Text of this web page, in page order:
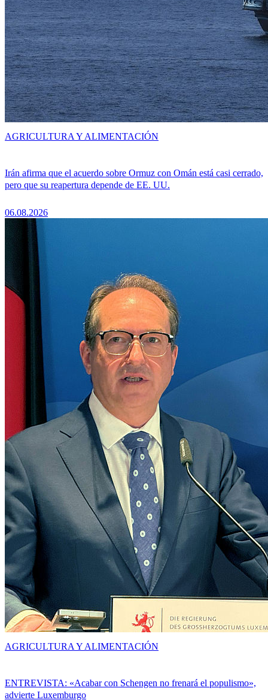
Irán afirma que el acuerdo sobre Ormuz con Omán está casi cerrado,
pero que su reapertura depende de EE. UU.
06.08.2026
AGRICULTURA Y ALIMENTACIÓN
ENTREVISTA: «Acabar con Schengen no frenará el populismo»,
advierte Luxemburgo
AGRICULTURA Y ALIMENTACIÓN